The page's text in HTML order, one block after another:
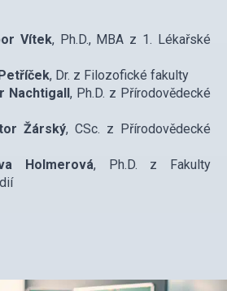
Vítek, Ph.D., MBA z 1. Lékařské
, Dr. z Filozofické fakulty
Nachtigall, Ph.D. z Přírodovědecké
Žárský, CSc. z Přírodovědecké
Holmerová, Ph.D. z Fakulty